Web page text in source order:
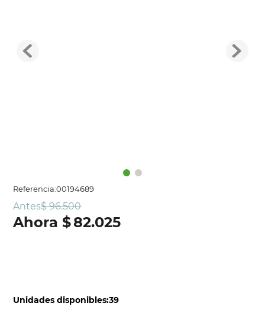
Referencia:00194689
Antes$ 96.500
$82.025
Unidades disponibles:39